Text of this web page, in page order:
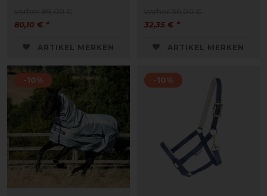
80,10 € *
ARTIKEL MERKEN
32,35 € *
ARTIKEL MERKEN
-10% -10%